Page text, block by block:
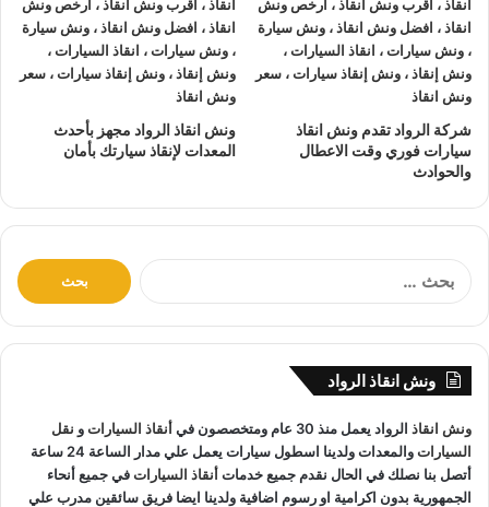
اجزاء سياراتك.
لديناافضل ونش انقاذ سيارات واسرع ونش انقاذ سياراتو
اقرب ونش انقاذ سياراتكما نقدم خدمةانقاذ سياراتباقل
سعر بدون رسوم اضافية و بدون اكراميات.
نقوم بتتبع جميع سيارات الانقاذمن خلال GPS.
يوجد
الأسبوع.
لدينا على دراية باستخدام أحدث
المعدات والتقنيات ورفع السيارات.
فريق سائقين و وناشين قادرين على التعامل مع كافة مواقف سيارتك
سحب سياراتأورفع سيارات أوإنقاذ سياراتاذا كان عطل او
حادث
ونش انقاذ سيارات الرواد نحن أسرع ونش انقاذمما يجعل
شركة الرواد تقدم ونش انقاذ
سيارات فوري وقت الاعطال
والحوادث
ونش انقاذ الرواد مجهز بأحدث
المعدات لإنقاذ سيارتك بأمان
:
ونش انقاذ الرواد
ونش انقاذ الرواد يعمل منذ 30 عام ومتخصصون في أنقاذ السياراتو نقل
السيارات
والمعدات ولدينا اسطول سيارات يعمل علي مدار الساعة 24 ساعة
أتصل بنا نصلك في الحال نقدم جميع خدماتأنقاذ السياراتفي جميع أنحاء
الجمهورية بدون اكرامية او رسوم اضافية ولدينا ايضا فريق سائقين مدرب علي